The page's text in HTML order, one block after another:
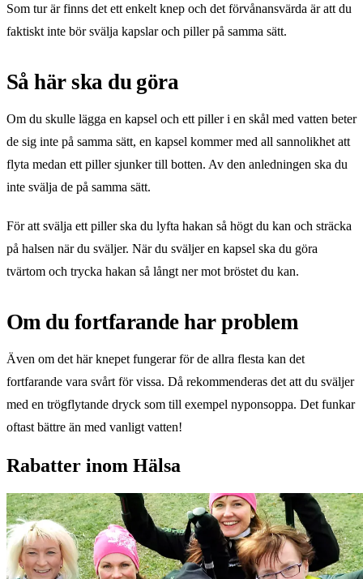
Som tur är finns det ett enkelt knep och det förvånansvärda är att du
faktiskt inte bör svälja kapslar och piller på samma sätt.
Så här ska du göra
Om du skulle lägga en kapsel och ett piller i en skål med vatten beter
de sig inte på samma sätt, en kapsel kommer med all sannolikhet att
flyta medan ett piller sjunker till botten. Av den anledningen ska du
inte svälja de på samma sätt.
För att svälja ett piller ska du lyfta hakan så högt du kan och sträcka
på halsen när du sväljer. När du sväljer en kapsel ska du göra
tvärtom och trycka hakan så långt ner mot bröstet du kan.
Om du fortfarande har problem
Även om det här knepet fungerar för de allra flesta kan det
fortfarande vara svårt för vissa. Då rekommenderas det att du sväljer
med en trögflytande dryck som till exempel nyponsoppa. Det funkar
oftast bättre än med vanligt vatten!
Rabatter inom Hälsa